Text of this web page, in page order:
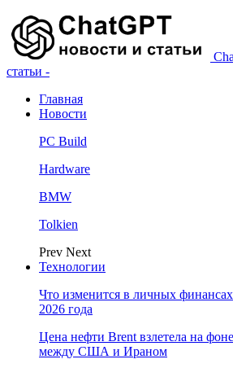
статьи -
Главная
Новости
PC Build
Hardware
BMW
Tolkien
Prev Next
Технологии
Что изменится в личных
2026 года
Цена нефти Brent взлетела на
между США и Ираном